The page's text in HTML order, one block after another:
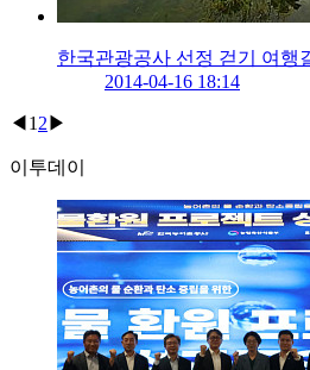
한국관광공사 선정 걷기 여행
2014-04-16 18:14
◀ 1 2 ▶
이투데이